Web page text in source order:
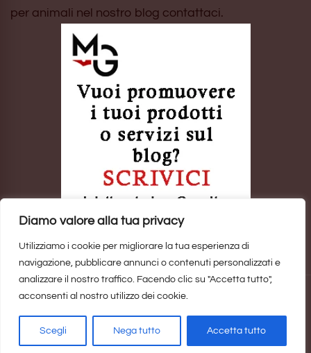
Diamo valore alla tua privacy
Utilizziamo i cookie per migliorare la tua esperienza di
navigazione, pubblicare annunci o contenuti personalizzati e
analizzare il nostro traffico. Facendo clic su "Accetta tutto",
acconsenti al nostro utilizzo dei cookie.
Scegli Nega tutto Accetta tutto
per animali nel nostro blog contattaci.
Sito realizzato daMarina Galatioto. ©2025 Tutti i Diritti Riservati -
Privacy Policy
Privacy Policy Copyright, Privacy & Cookies Policy